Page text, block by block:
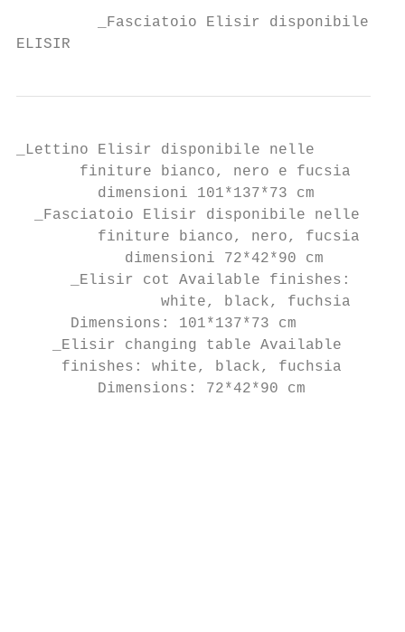
_Fasciatoio Elisir disponibile
ELISIR
_Lettino Elisir disponibile nelle
       finiture bianco, nero e fucsia
         dimensioni 101*137*73 cm
  _Fasciatoio Elisir disponibile nelle
         finiture bianco, nero, fucsia
            dimensioni 72*42*90 cm
      _Elisir cot Available finishes:
                white, black, fuchsia
      Dimensions: 101*137*73 cm
    _Elisir changing table Available
     finishes: white, black, fuchsia
         Dimensions: 72*42*90 cm